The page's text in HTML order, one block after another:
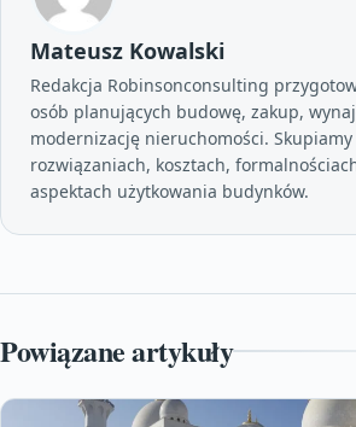
Mateusz Kowalski
Redakcja Robinsonconsulting
osób planujących budowę, zakup,
modernizację nieruchomości.
rozwiązaniach, kosztach,
aspektach użytkowania budynków.
Powiązane artykuły